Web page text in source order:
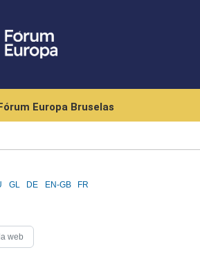
Europa Bruselas
GL DE EN-GB FR